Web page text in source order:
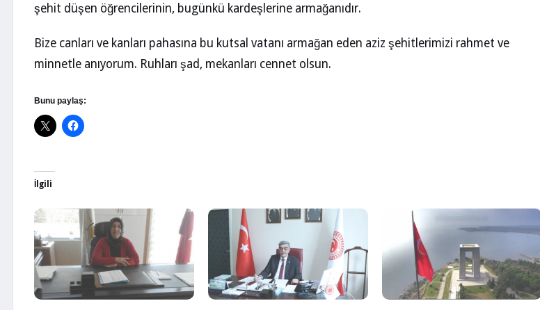
şehit düşen öğrencilerinin, bugünkü kardeşlerine armağanıdır.
Bize canları ve kanları pahasına bu kutsal vatanı armağan eden aziz şehitlerimizi rahmet ve
minnetle anıyorum. Ruhları şad, mekanları cennet olsun.
Bunu paylaş:
İlgili